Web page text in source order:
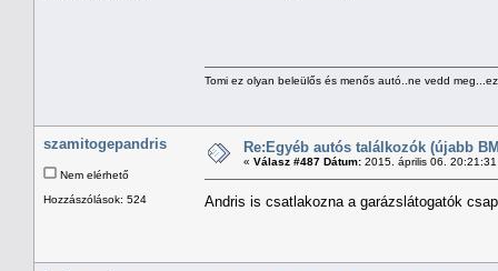
Tomi ez olyan beleülős és menős autó..ne vedd
szamitogepandris
Nem elérhető
Hozzászólások: 524
Re:Egyéb autós találkozók (újabb
« Válasz #487 Dátum: 2015. április 06.
Andris is csatlakozna a garázslátogatók